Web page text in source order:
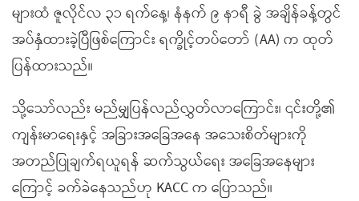
များထံ ဇူလိုင်လ ၃၁ ရက်နေ့၊ နံနက် ၉ နာရီ ခွဲ အချိန်ခန့်တွင်
အပ်နှံထားခဲ့ပြီဖြစ်ကြောင်း ရက္ခိုင့်တပ်တော် (AA) က ထုတ်
ပြန်ထားသည်။
သို့သော်လည်း မည်မျှပြန်လည်လွှတ်လာကြောင်း၊ ၎င်းတို့၏
ကျန်းမာရေးနှင့် အခြားအခြေအနေ အသေးစိတ်များကို
အတည်ပြုချက်ရယူရန် ဆက်သွယ်ရေး အခြေအနေများ
ကြောင့် ခက်ခဲနေသည်ဟု KACC က ပြောသည်။